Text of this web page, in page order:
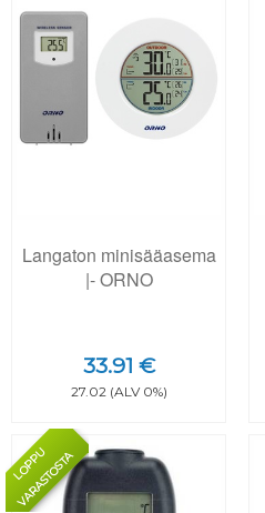
Langaton minisääasema
|- ORNO
33.91 €
27.02 (ALV 0%)
L
O
P
P
U
V
A
R
A
S
T
O
S
T
A